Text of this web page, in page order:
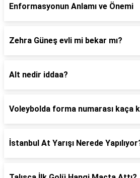
Enformasyonun Anlamı ve Önemi
Zehra Güneş evli mi bekar mı?
Alt nedir iddaa?
Voleybolda forma numarası kaça
İstanbul At Yarışı Nerede